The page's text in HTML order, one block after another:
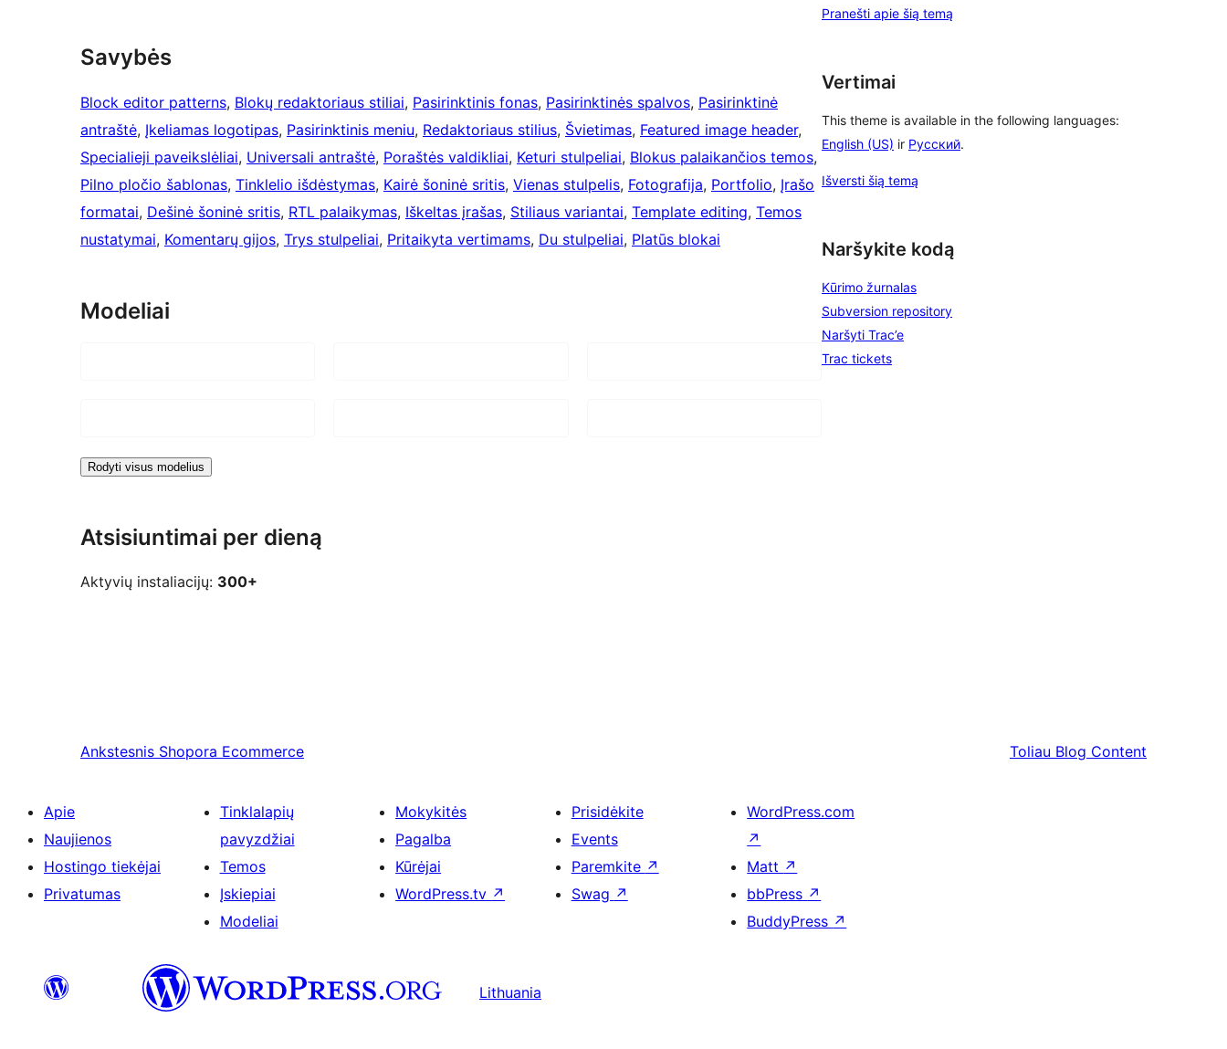
Savybės
Block editor patterns, Blokų redaktoriaus stiliai, Pasirinktinis fonas, Pasirinktinės spalvos, Pasirinktinė
antraštė, Įkeliamas logotipas, Pasirinktinis meniu, Redaktoriaus stilius, Švietimas, Featured image header
Specialieji paveikslėliai, Universali antraštė, Poraštės valdikliai, Keturi stulpeliai, Blokus palaikančios temos
Pilno pločio šablonas, Tinklelio išdėstymas, Kairė šoninė sritis, Vienas stulpelis, Fotografija, Portfolio, Įrašo
formatai, Dešinė šoninė sritis, RTL palaikymas, Iškeltas įrašas, Stiliaus variantai, Template editing, Temos
nustatymai, Komentarų gijos, Trys stulpeliai, Pritaikyta vertimams, Du stulpeliai, Platūs blokai
Modeliai
Rodyti visus modelius
Atsisiuntimai per dieną
Aktyvių instaliacijų: 300+
Pranešti apie šią temą
Vertimai
This theme is available in the following languages:
English (US) ir Русский.
Išversti šią temą
Naršykite kodą
Kūrimo žurnalas
Subversion repository
Naršyti Trac’e
Trac tickets
Ankstesnis Shopora Ecommerce Toliau Blog Content
Apie
Naujienos
Hostingo tiekėjai
Privatumas
Tinklalapių
pavyzdžiai
Temos
Įskiepiai
Modeliai
Mokykitės
Pagalba
Kūrėjai
WordPress.tv ↗
Prisidėkite
Events
Paremkite ↗
Swag ↗
WordPress.com
↗
Matt ↗
bbPress ↗
BuddyPress ↗
Lithuania